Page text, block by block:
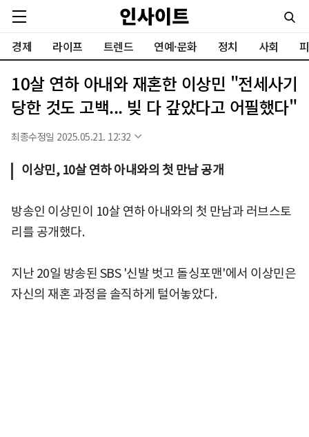
경제 라이프 트렌드 연예·문화 정치 사회
10살 연하 아내와 재혼한 이상민 "전세사기
당한 것도 고백... 빚 다 갚았다고 어필했다"
최종수정일 2025.05.21. 12:32
이상민, 10살 연하 아내와의 첫 만남 공개
방송인 이상민이 10살 연하 아내와의 첫 만남과 러브스토
리를 공개했다.
지난 20일 방송된 SBS '신발 벗고 돌싱포맨'에서 이상민은
자신의 재혼 과정을 솔직하게 털어놓았다.